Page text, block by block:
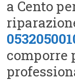
a Cento
comporre